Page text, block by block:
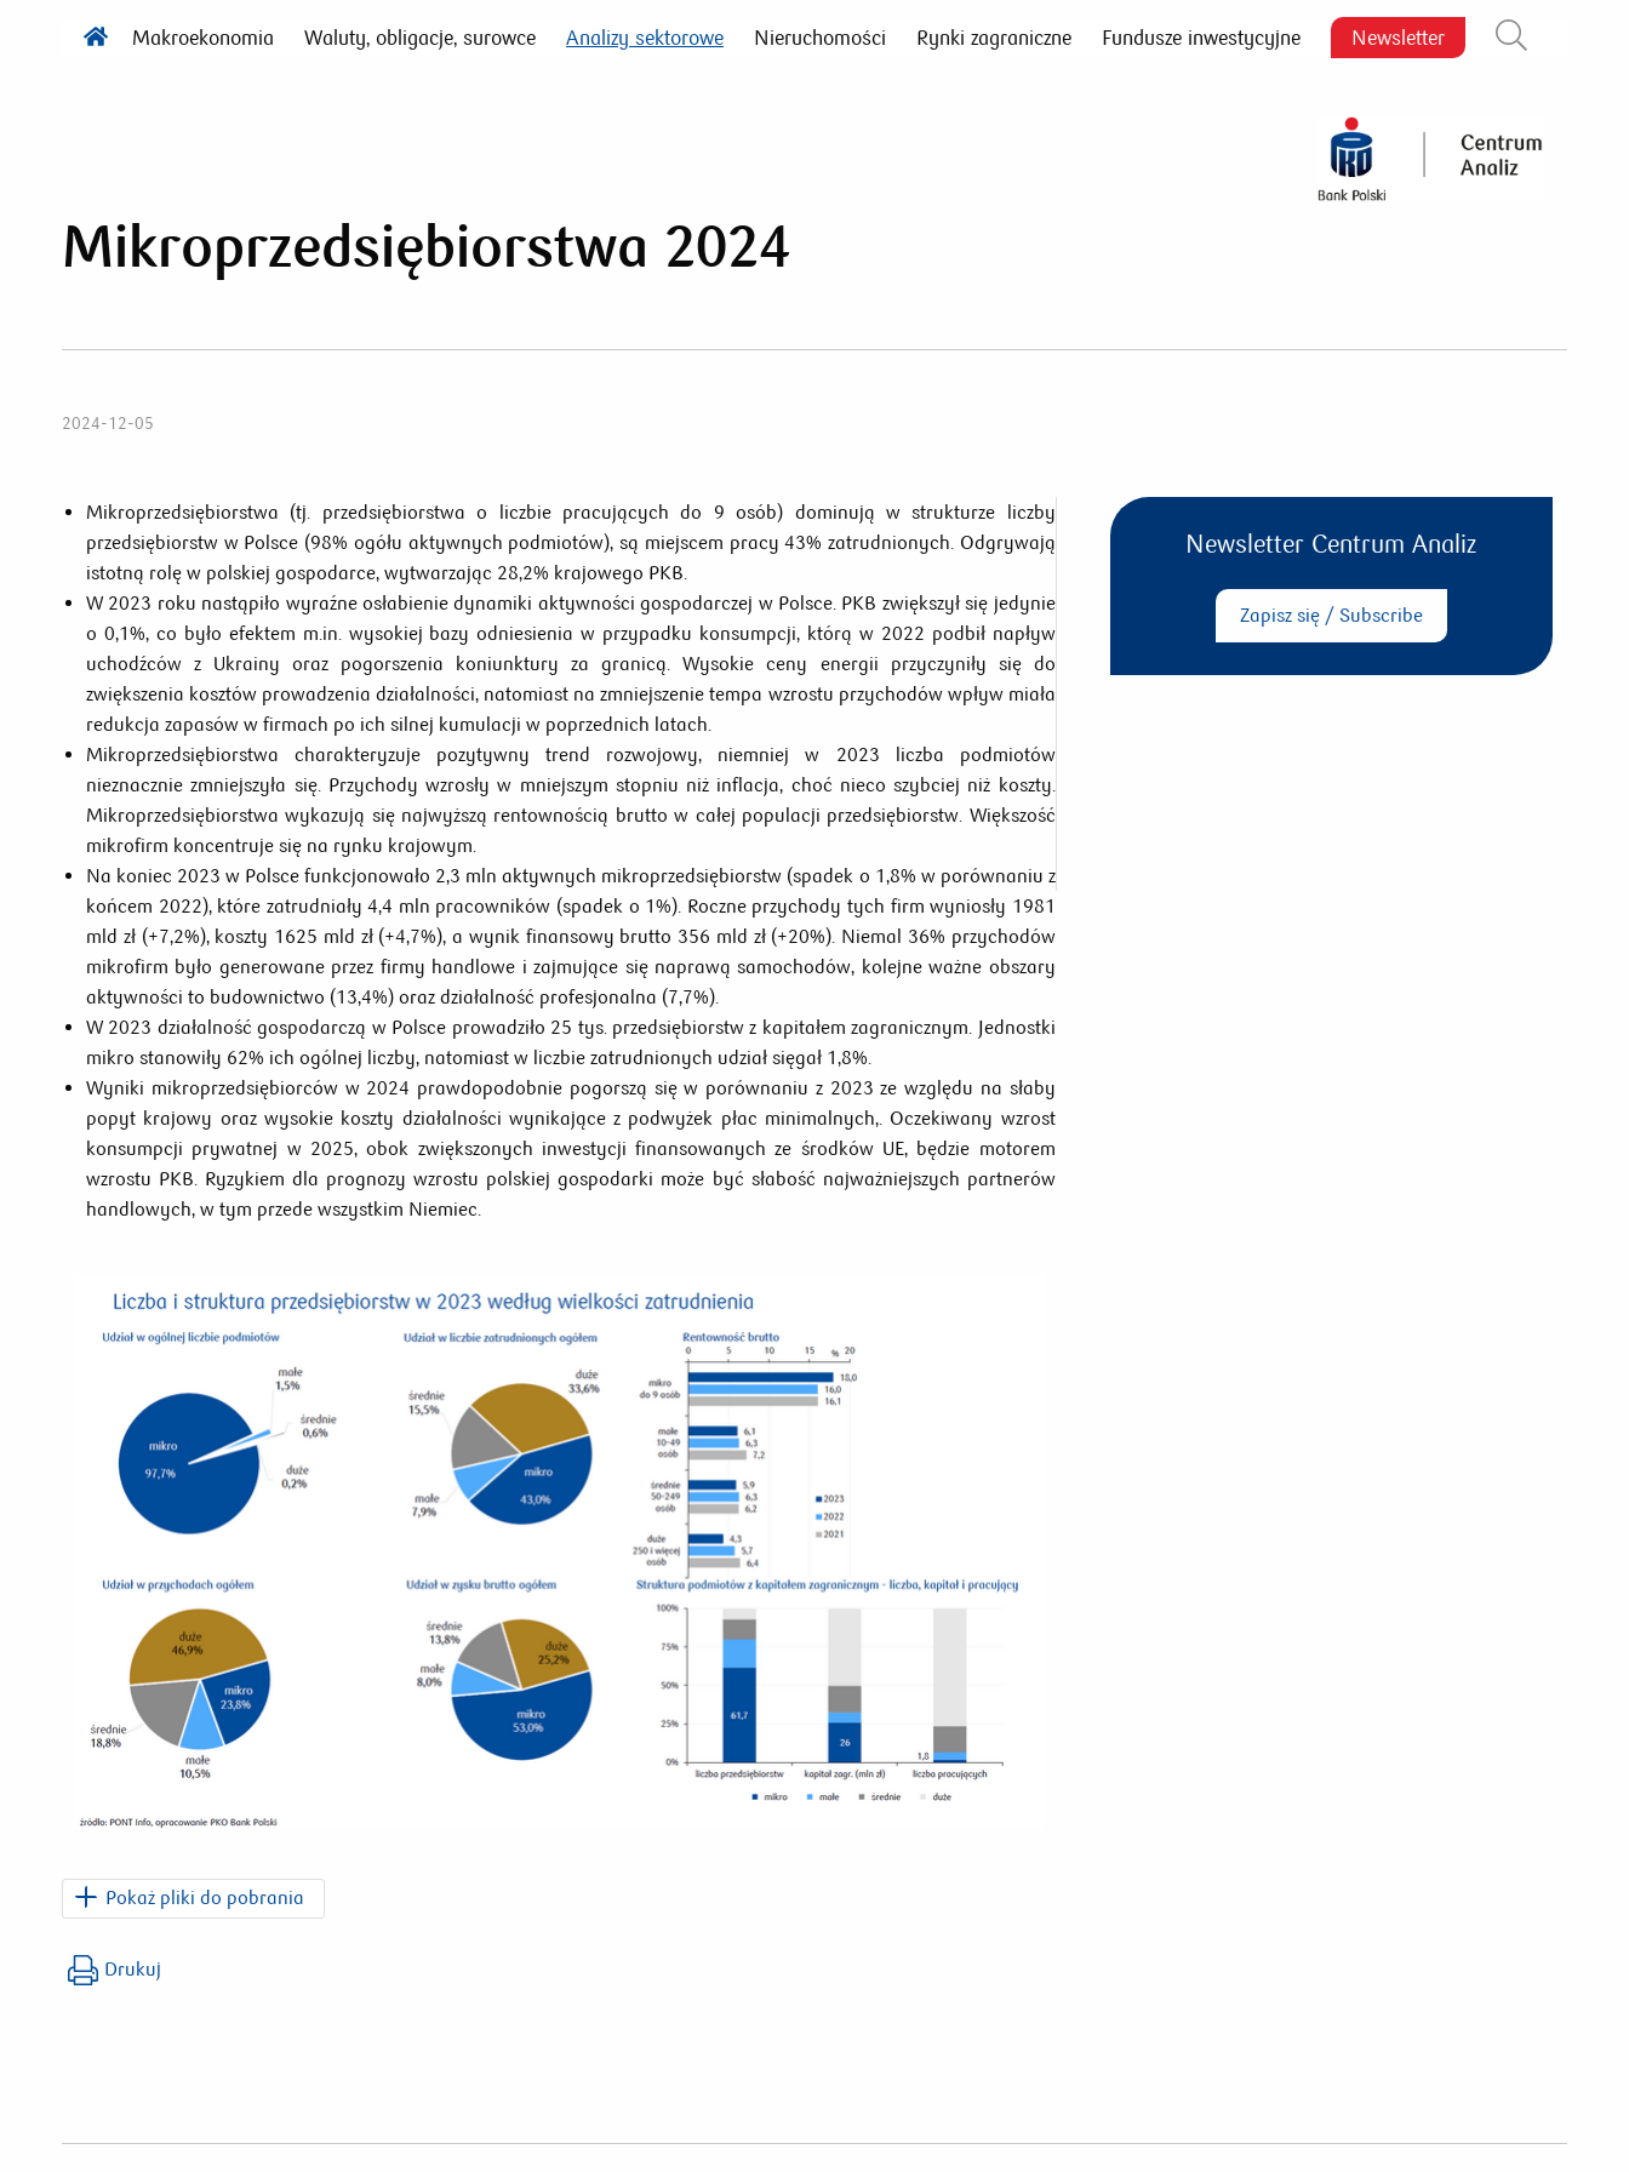
Makroekonomia Waluty, obligacje, surowce Analizy sektorowe Nieruchomości Rynki zagraniczne Fundusze inwestycyjne Newsletter
Mikroprzedsiębiorstwa 2024
2024-12-05
Mikroprzedsiębiorstwa (tj. przedsiębiorstwa o liczbie pracujących do 9 osób) dominują w strukturze liczby
przedsiębiorstw w Polsce (98% ogółu aktywnych podmiotów), są miejscem pracy 43% zatrudnionych. Odgrywają
istotną rolę w polskiej gospodarce, wytwarzając 28,2% krajowego PKB.
W 2023 roku nastąpiło wyraźne osłabienie dynamiki aktywności gospodarczej w Polsce. PKB zwiększył się jedynie
o 0,1%, co było efektem m.in. wysokiej bazy odniesienia w przypadku konsumpcji, którą w 2022 podbił napływ
uchodźców z Ukrainy oraz pogorszenia koniunktury za granicą. Wysokie ceny energii przyczyniły się do
zwiększenia kosztów prowadzenia działalności, natomiast na zmniejszenie tempa wzrostu przychodów wpływ miała
redukcja zapasów w firmach po ich silnej kumulacji w poprzednich latach.
Mikroprzedsiębiorstwa charakteryzuje pozytywny trend rozwojowy, niemniej w 2023 liczba podmiotów
nieznacznie zmniejszyła się. Przychody wzrosły w mniejszym stopniu niż inflacja, choć nieco szybciej niż koszty.
Mikroprzedsiębiorstwa wykazują się najwyższą rentownością brutto w całej populacji przedsiębiorstw. Większość
mikrofirm koncentruje się na rynku krajowym.
Na koniec 2023 w Polsce funkcjonowało 2,3 mln aktywnych mikroprzedsiębiorstw (spadek o 1,8% w porównaniu z
końcem 2022), które zatrudniały 4,4 mln pracowników (spadek o 1%). Roczne przychody tych firm wyniosły 1981
mld zł (+7,2%), koszty 1625 mld zł (+4,7%), a wynik finansowy brutto 356 mld zł (+20%). Niemal 36% przychodów
mikrofirm było generowane przez firmy handlowe i zajmujące się naprawą samochodów, kolejne ważne obszary
aktywności to budownictwo (13,4%) oraz działalność profesjonalna (7,7%).
W 2023 działalność gospodarczą w Polsce prowadziło 25 tys. przedsiębiorstw z kapitałem zagranicznym. Jednostki
mikro stanowiły 62% ich ogólnej liczby, natomiast w liczbie zatrudnionych udział sięgał 1,8%.
Wyniki mikroprzedsiębiorców w 2024 prawdopodobnie pogorszą się w porównaniu z 2023 ze względu na słaby
popyt krajowy oraz wysokie koszty działalności wynikające z podwyżek płac minimalnych,. Oczekiwany wzrost
konsumpcji prywatnej w 2025, obok zwiększonych inwestycji finansowanych ze środków UE, będzie motorem
wzrostu PKB. Ryzykiem dla prognozy wzrostu polskiej gospodarki może być słabość najważniejszych partnerów
handlowych, w tym przede wszystkim Niemiec.
Pokaż pliki do pobrania
PKO_Raport_Mikroprzedsiebiorstwa_2024.pdf
Drukuj
Newsletter Centrum Analiz
Zapisz się / Subscribe